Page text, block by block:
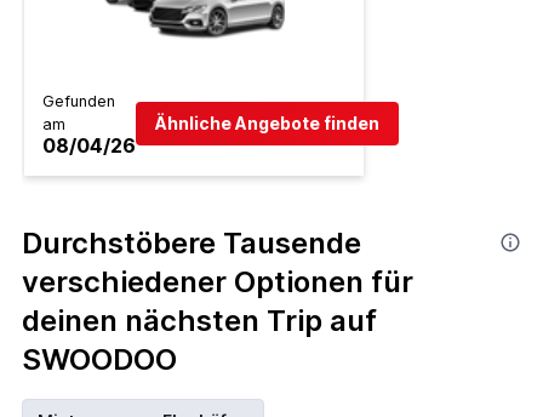
Gefunden
am
08/04/26
Ähnliche Angebote finden
Durchstöbere Tausende
verschiedener Optionen für
deinen nächsten Trip auf
SWOODOO